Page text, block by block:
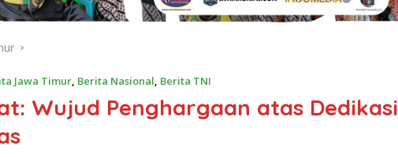
Jawa Timur, Berita Nasional, Berita TNI
Wujud Penghargaan atas Dedikasi